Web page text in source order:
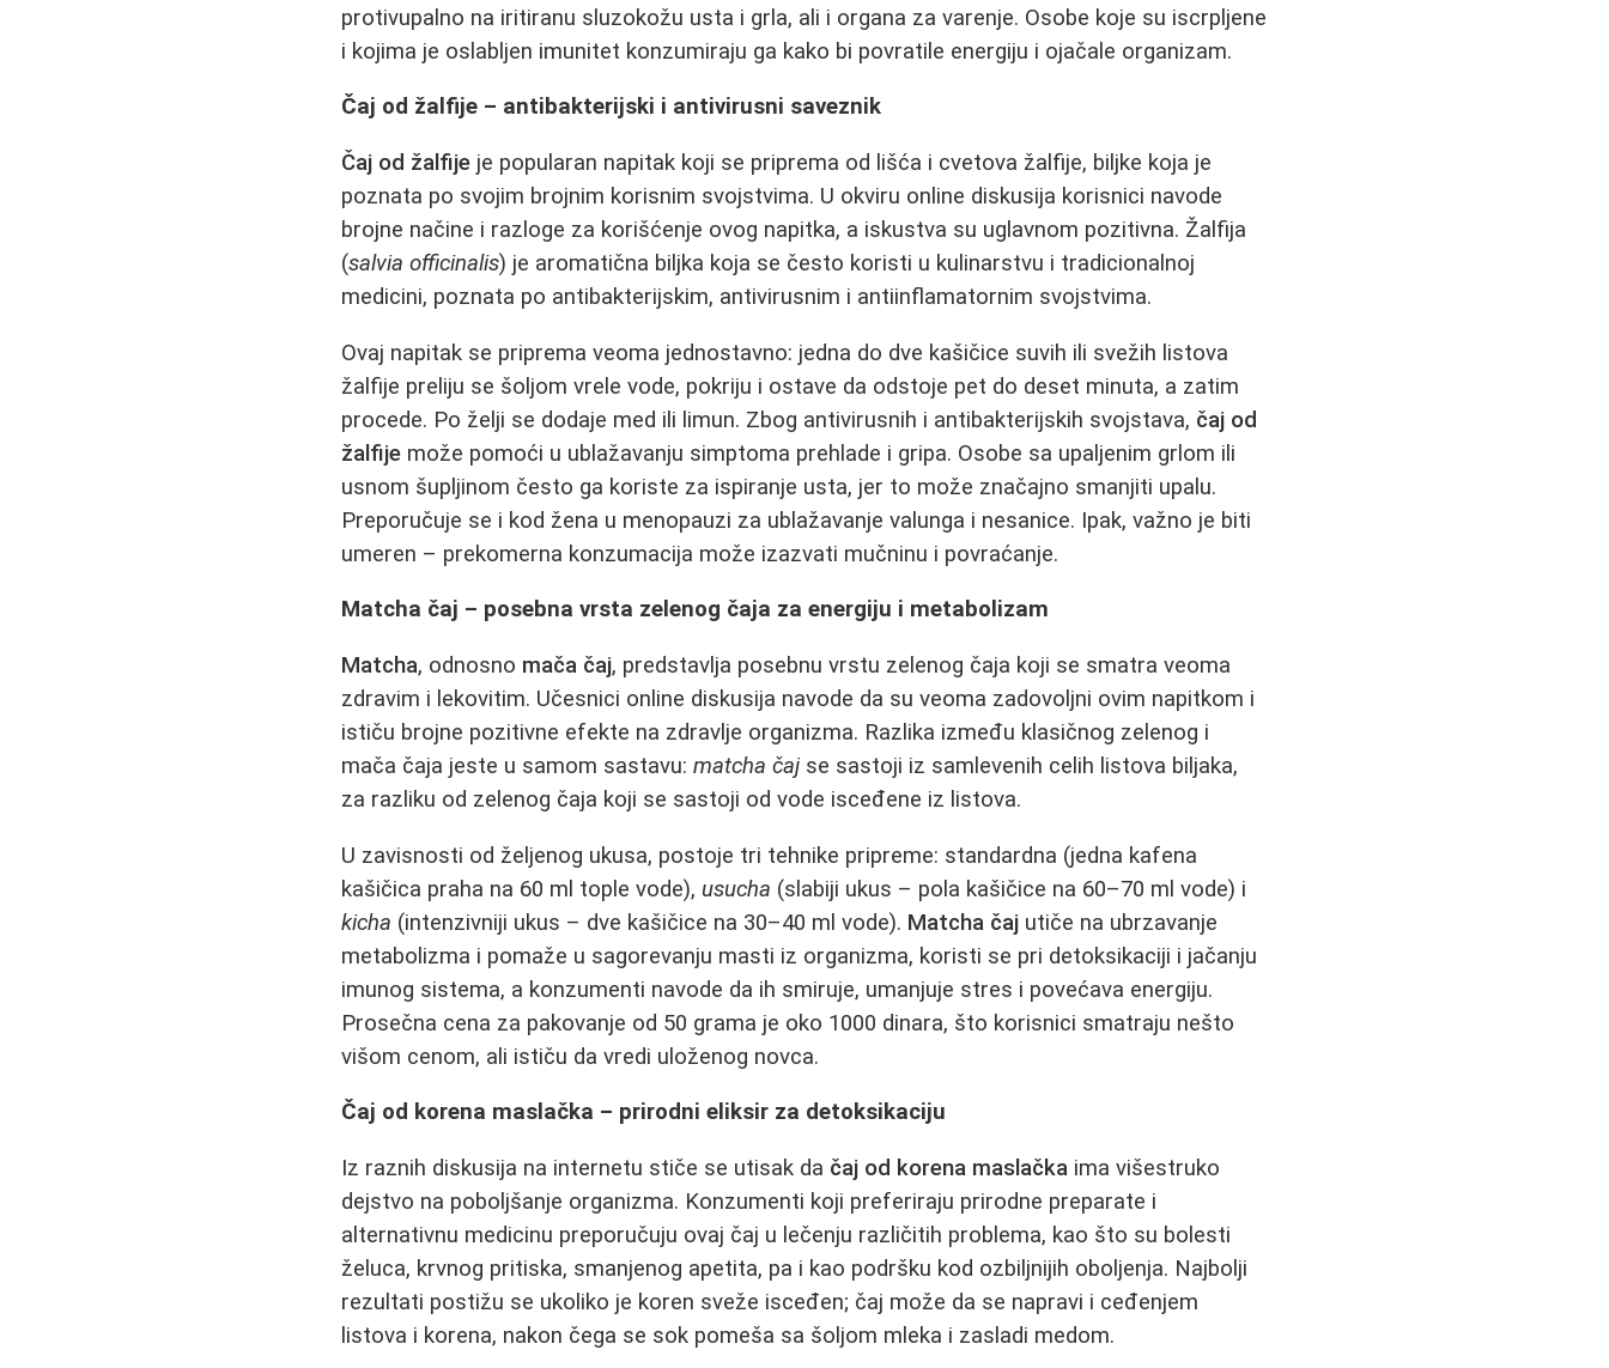
protivupalno na iritiranu sluzokožu usta i grla, ali i organa za varenje. Osobe koje su iscrpljene
i kojima je oslabljen imunitet konzumiraju ga kako bi povratile energiju i ojačale organizam.
Čaj od žalfije – antibakterijski i antivirusni saveznik
Čaj od žalfije je popularan napitak koji se priprema od lišća i cvetova žalfije, biljke koja je
poznata po svojim brojnim korisnim svojstvima. U okviru online diskusija korisnici navode
brojne načine i razloge za korišćenje ovog napitka, a iskustva su uglavnom pozitivna. Žalfija
(salvia officinalis) je aromatična biljka koja se često koristi u kulinarstvu i tradicionalnoj
medicini, poznata po antibakterijskim, antivirusnim i antiinflamatornim svojstvima.
Ovaj napitak se priprema veoma jednostavno: jedna do dve kašičice suvih ili svežih listova
žalfije preliju se šoljom vrele vode, pokriju i ostave da odstoje pet do deset minuta, a zatim
procede. Po želji se dodaje med ili limun. Zbog antivirusnih i antibakterijskih svojstava, čaj od
žalfije može pomoći u ublažavanju simptoma prehlade i gripa. Osobe sa upaljenim grlom ili
usnom šupljinom često ga koriste za ispiranje usta, jer to može značajno smanjiti upalu.
Preporučuje se i kod žena u menopauzi za ublažavanje valunga i nesanice. Ipak, važno je biti
umeren – prekomerna konzumacija može izazvati mučninu i povraćanje.
Matcha čaj – posebna vrsta zelenog čaja za energiju i metabolizam
Matcha, odnosno mača čaj, predstavlja posebnu vrstu zelenog čaja koji se smatra veoma
zdravim i lekovitim. Učesnici online diskusija navode da su veoma zadovoljni ovim napitkom i
ističu brojne pozitivne efekte na zdravlje organizma. Razlika između klasičnog zelenog i
mača čaja jeste u samom sastavu:matcha čajse sastoji iz samlevenih celih listova biljaka,
za razliku od zelenog čaja koji se sastoji od vode isceđene iz listova.
U zavisnosti od željenog ukusa, postoje tri tehnike pripreme: standardna (jedna kafena
kašičica praha na 60 ml tople vode), usucha (slabiji ukus – pola kašičice na 60–70 ml vode) i
kicha (intenzivniji ukus – dve kašičice na 30–40 ml vode). Matcha čaj utiče na ubrzavanje
metabolizma i pomaže u sagorevanju masti iz organizma, koristi se pri detoksikaciji i jačanju
imunog sistema, a konzumenti navode da ih smiruje, umanjuje stres i povećava energiju.
Prosečna cena za pakovanje od 50 grama je oko 1000 dinara, što korisnici smatraju nešto
višom cenom, ali ističu da vredi uloženog novca.
Čaj od korena maslačka – prirodni eliksir za detoksikaciju
Iz raznih diskusija na internetu stiče se utisak da čaj od korena maslačka ima višestruko
dejstvo na poboljšanje organizma. Konzumenti koji preferiraju prirodne preparate i
alternativnu medicinu preporučuju ovaj čaj u lečenju različitih problema, kao što su bolesti
želuca, krvnog pritiska, smanjenog apetita, pa i kao podršku kod ozbiljnijih oboljenja. Najbolji
rezultati postižu se ukoliko je koren sveže isceđen; čaj može da se napravi i ceđenjem
listova i korena, nakon čega se sok pomeša sa šoljom mleka i zasladi medom.